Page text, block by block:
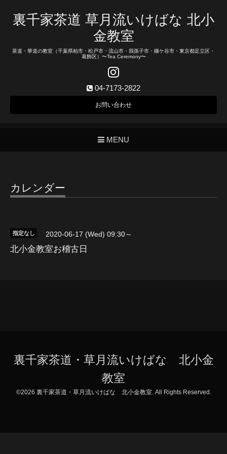
裏千家茶道 草月流いけばな 北小
金教室
茶道・華道の教室（千葉県柏市・松戸市・流山市・我孫子市・鎌ケ谷市・東京都足立区・
葛飾区）〜Tea Ceremony〜
04-7173-2822
お問い合わせ
MENU
カレンダー
指定なし 2020-06-17 (Wed) 09:30～
北小金教室お稽古日
裏千家茶道・草月流いけばな 北小金
教室
©2026 裏千家茶道・草月流いけばな 北小金教室. All Rights Reserved.